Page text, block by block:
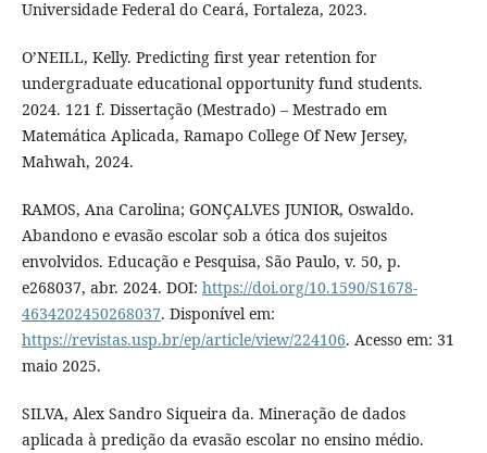
Universidade Federal do Ceará, Fortaleza, 2023.
O’NEILL, Kelly. Predicting first year retention for
undergraduate educational opportunity fund students.
2024. 121 f. Dissertação (Mestrado) – Mestrado em
Matemática Aplicada, Ramapo College Of New Jersey,
Mahwah, 2024.
RAMOS, Ana Carolina; GONÇALVES JUNIOR, Oswaldo.
Abandono e evasão escolar sob a ótica dos sujeitos
envolvidos. Educação e Pesquisa, São Paulo, v. 50, p.
e268037, abr. 2024. DOI: https://doi.org/10.1590/S1678-
4634202450268037. Disponível em:
https://revistas.usp.br/ep/article/view/224106. Acesso em: 31
maio 2025.
SILVA, Alex Sandro Siqueira da. Mineração de dados
aplicada à predição da evasão escolar no ensino médio.